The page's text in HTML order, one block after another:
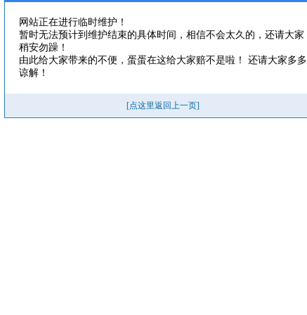
网站正在进行临时维护！
暂时无法预计到维护结束的具体时间，相信不会太久的，还请大家
稍安勿躁！
由此给大家带来的不便，蛋蛋在这给大家赔不是啦！ 还请大家多多
谅解！
[点这里返回上一页]